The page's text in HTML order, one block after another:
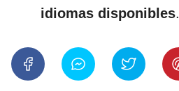
idiomas disponibles.